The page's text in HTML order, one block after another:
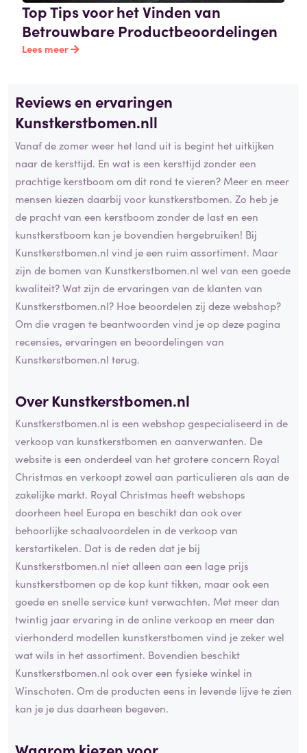
Top Tips voor het Vinden van
Betrouwbare Productbeoordelingen
Lees meer
Reviews en ervaringen
Kunstkerstbomen.nll
Vanaf de zomer weer het land uit is begint het uitkijken
naar de kersttijd. En wat is een kersttijd zonder een
prachtige kerstboom om dit rond te vieren? Meer en meer
mensen kiezen daarbij voor kunstkerstbomen. Zo heb je
de pracht van een kerstboom zonder de last en een
kunstkerstboom kan je bovendien hergebruiken! Bij
Kunstkerstbomen.nl vind je een ruim assortiment. Maar
zijn de bomen van Kunstkerstbomen.nl wel van een goede
kwaliteit? Wat zijn de ervaringen van de klanten van
Kunstkerstbomen.nl? Hoe beoordelen zij deze webshop?
Om die vragen te beantwoorden vind je op deze pagina
recensies, ervaringen en beoordelingen van
Kunstkerstbomen.nl terug.
Over Kunstkerstbomen.nl
Kunstkerstbomen.nl is een webshop gespecialiseerd in de
verkoop van kunstkerstbomen en aanverwanten. De
website is een onderdeel van het grotere concern Royal
Christmas en verkoopt zowel aan particulieren als aan de
zakelijke markt. Royal Christmas heeft webshops
doorheen heel Europa en beschikt dan ook over
behoorlijke schaalvoordelen in de verkoop van
kerstartikelen. Dat is de reden dat je bij
Kunstkerstbomen.nl niet alleen aan een lage prijs
kunstkerstbomen op de kop kunt tikken, maar ook een
goede en snelle service kunt verwachten. Met meer dan
twintig jaar ervaring in de online verkoop en meer dan
vierhonderd modellen kunstkerstbomen vind je zeker wel
wat wils in het assortiment. Bovendien beschikt
Kunstkerstbomen.nl ook over een fysieke winkel in
Winschoten. Om de producten eens in levende lijve te zien
kan je je dus daarheen begeven.